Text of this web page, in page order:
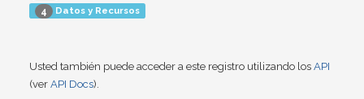
4 Datos y Recursos
Usted también puede acceder a este registro utilizando los API
(ver API Docs).